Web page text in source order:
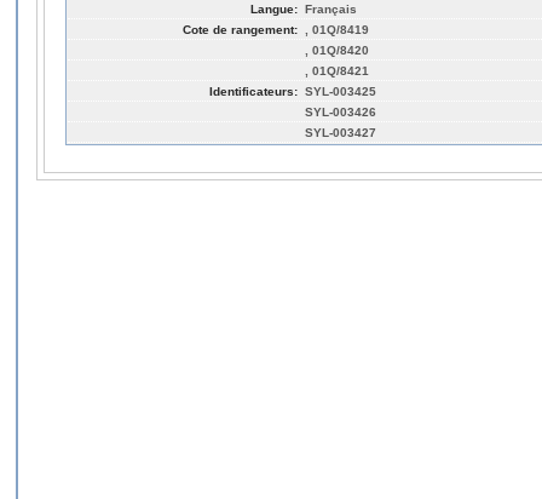
Langue: Français
Cote de rangement:
, 01Q/8419
, 01Q/8420
, 01Q/8421
Identificateurs: SYL-003425
SYL-003426
SYL-003427